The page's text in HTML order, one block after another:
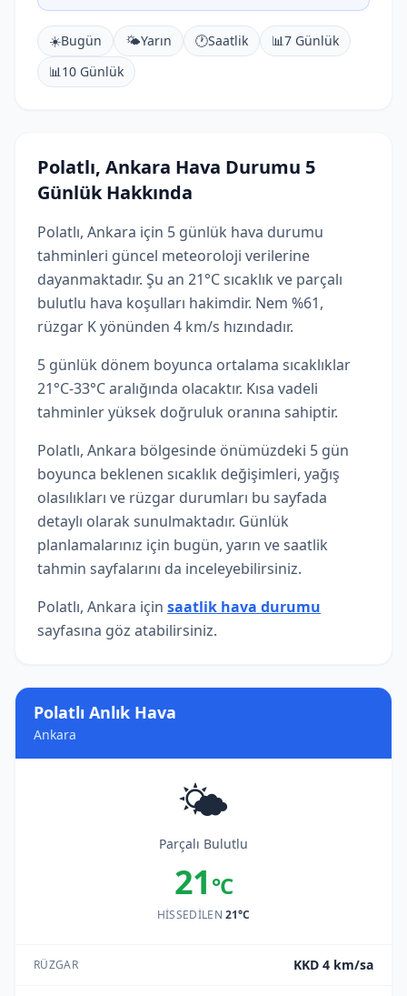
Polatlı Anlık Hava
Ankara
🌤️
Parçalı Bulutlu
21 °C
HISSEDILEN21°C
RÜZGAR KKD 4 km/sa
☀️Bugün 🌤️Yarın 🕐Saatlik 📊7 Günlük
📊10 Günlük
Polatlı, Ankara Hava Durumu 5
Günlük Hakkında
Polatlı, Ankara için 5 günlük hava durumu
tahminleri güncel meteoroloji verilerine
dayanmaktadır. Şu an 21°C sıcaklık ve parçalı
bulutlu hava koşulları hakimdir. Nem %61,
rüzgar K yönünden 4 km/s hızındadır.
5 günlük dönem boyunca ortalama sıcaklıklar
21°C-33°C aralığında olacaktır. Kısa vadeli
tahminler yüksek doğruluk oranına sahiptir.
Polatlı, Ankara bölgesinde önümüzdeki 5 gün
boyunca beklenen sıcaklık değişimleri, yağış
olasılıkları ve rüzgar durumları bu sayfada
detaylı olarak sunulmaktadır. Günlük
planlamalarınız için bugün, yarın ve saatlik
tahmin sayfalarını da inceleyebilirsiniz.
Polatlı, Ankara için saatlik hava durumu
sayfasına göz atabilirsiniz.